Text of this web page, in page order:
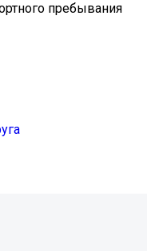
пребывания